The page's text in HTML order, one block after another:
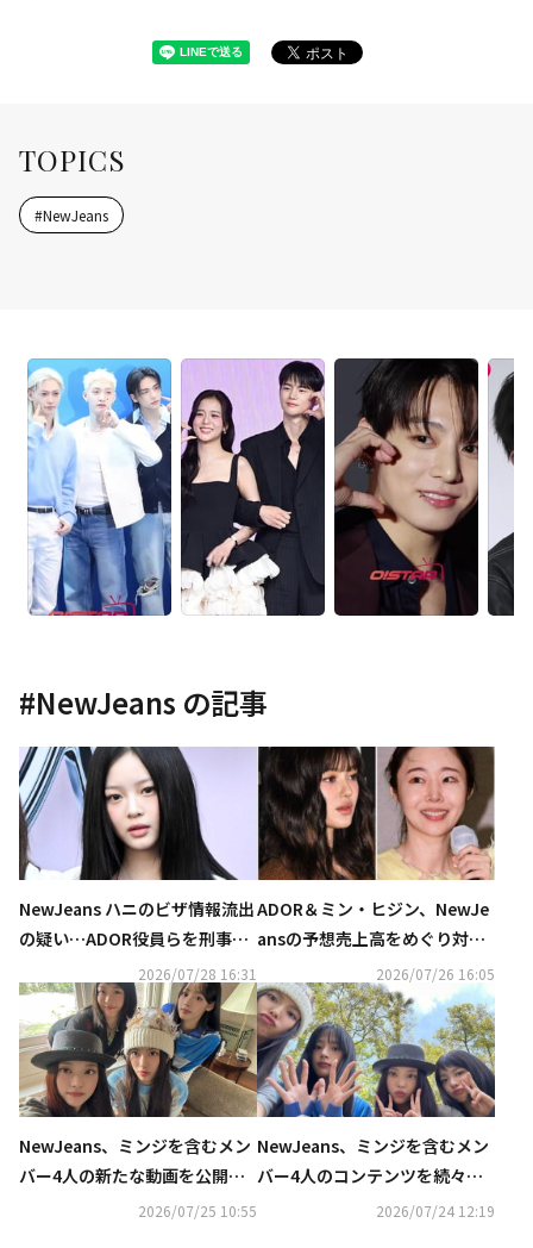
TOPICS
#NewJeans
#NewJeans の記事
NewJeans ハニのビザ情報流出
の疑い…ADOR役員らを刑事告
2026/07/28 16:31
ADOR＆ミン・ヒジン、NewJe
ansの予想売上高をめぐり対
立…第4回弁論期日が進行
2026/07/26 16:05
NewJeans、ミンジを含むメン
バー4人の新たな動画を公開…
撮影現場のビハインドも
2026/07/25 10:55
NewJeans、ミンジを含むメン
バー4人のコンテンツを続々と
公開…J-POPに合わせダンスも
2026/07/24 12:19